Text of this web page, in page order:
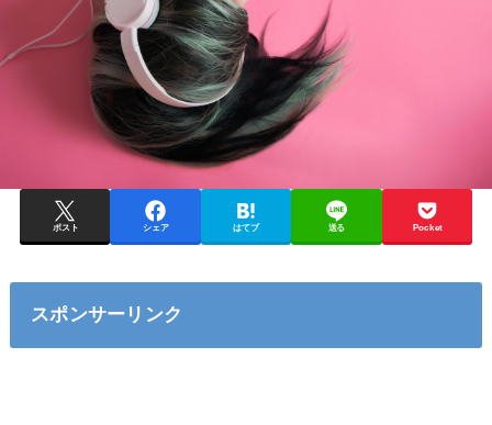
ポスト シェア はてブ 送る Pocket
スポンサーリンク